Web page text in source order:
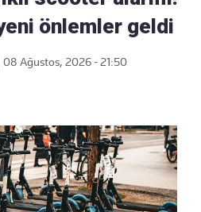
önlemler geldi
08 Ağustos, 2026 - 21:50